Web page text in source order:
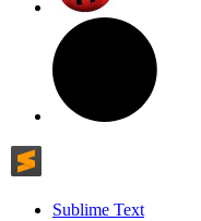
Sublime Text